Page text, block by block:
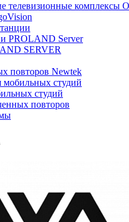
телевизионные комплексы
PROLAND Server
SERVER
повторов Newtek
мобильных студий
студий
повторов